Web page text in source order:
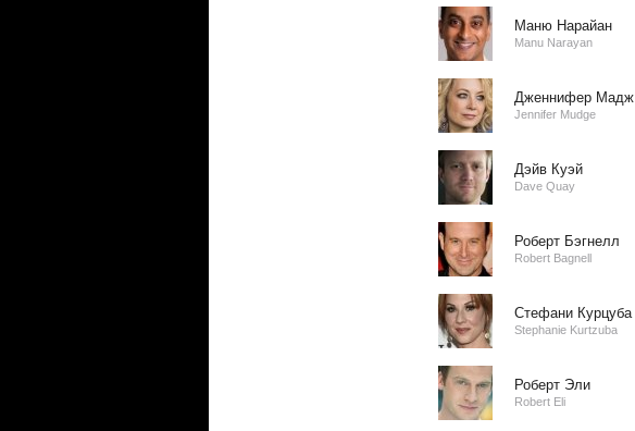
Маню Нарайан
Manu Narayan
Дженнифер Мадж
Jennifer Mudge
Дэйв Куэй
Dave Quay
Роберт Бэгнелл
Robert Bagnell
Стефани Курцуба
Stephanie Kurtzuba
Роберт Эли
Robert Eli